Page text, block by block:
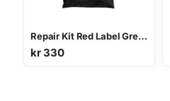
Repair Kit Red Label Green
kr330